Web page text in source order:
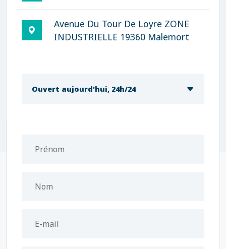
Avenue Du Tour De Loyre ZONE
INDUSTRIELLE 19360 Malemort
Ouvert aujourd'hui, 24h/24
Prénom
Nom
E-mail